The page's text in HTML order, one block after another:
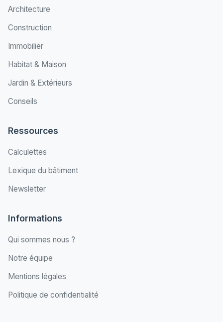
Architecture
Construction
Immobilier
Habitat & Maison
Jardin & Extérieurs
Conseils
Ressources
Calculettes
Lexique du bâtiment
Newsletter
Informations
Qui sommes nous ?
Notre équipe
Mentions légales
Politique de confidentialité